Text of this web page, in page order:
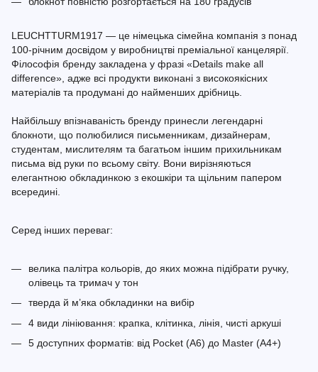
LEUCHTTURM1917 — це німецька сімейна компанія з понад
100-річним досвідом у виробництві преміальної канцелярії.
Філософія бренду закладена у фразі «Details make all
difference», адже всі продукти виконані з високоякісних
матеріалів та продумані до найменших дрібниць.
Найбільшу впізнаваність бренду принесли легендарні
блокноти, що полюбилися письменникам, дизайнерам,
студентам, мислителям та багатьом іншим прихильникам
письма від руки по всьому світу. Вони вирізняються
елегантною обкладинкою з екошкіри та щільним папером
всередині.
Серед інших переваг:
велика палітра кольорів, до яких можна підібрати ручку,
олівець та тримач у тон
тверда й м’яка обкладинки на вибір
4 види лініювання: крапка, клітинка, лінія, чисті аркуші
5 доступних форматів: від Pocket (A6) до Master (A4+)